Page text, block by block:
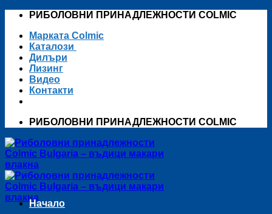
Skip
content
РИБОЛОВНИ ПРИНАДЛЕЖНОСТИ COLMIC
Марката Colmic
Каталози
Дилъри
Лизинг
Видео
Контакти
РИБОЛОВНИ ПРИНАДЛЕЖНОСТИ COLMIC
Начало